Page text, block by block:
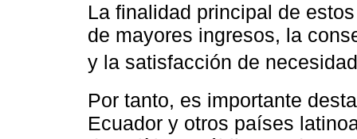
La finalidad principal de
de mayores ingresos, la
y la satisfacción de
Por tanto, es importante
Ecuador y otros países